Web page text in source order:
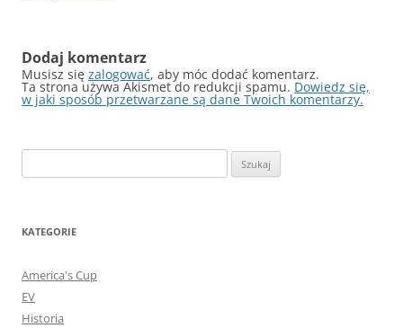
Dodaj komentarz
Musisz się zalogować, aby móc dodać komentarz.
Ta strona używa Akismet do redukcji spamu. Dowiedz się,
w jaki sposób przetwarzane są dane Twoich komentarzy.
KATEGORIE
America's Cup
EV
Historia